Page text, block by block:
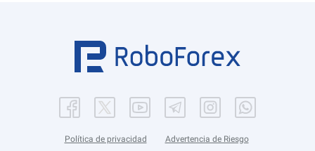
Política de privacidad Advertencia de Riesgo